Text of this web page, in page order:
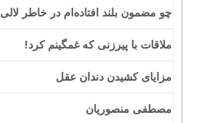
چو مضمون بلند افتاده‌ام در خاطر لالی
ملاقات با پیرزنی که غمگینم کرد!
مزایای کشیدن دندان عقل
مصطفی منصوریان